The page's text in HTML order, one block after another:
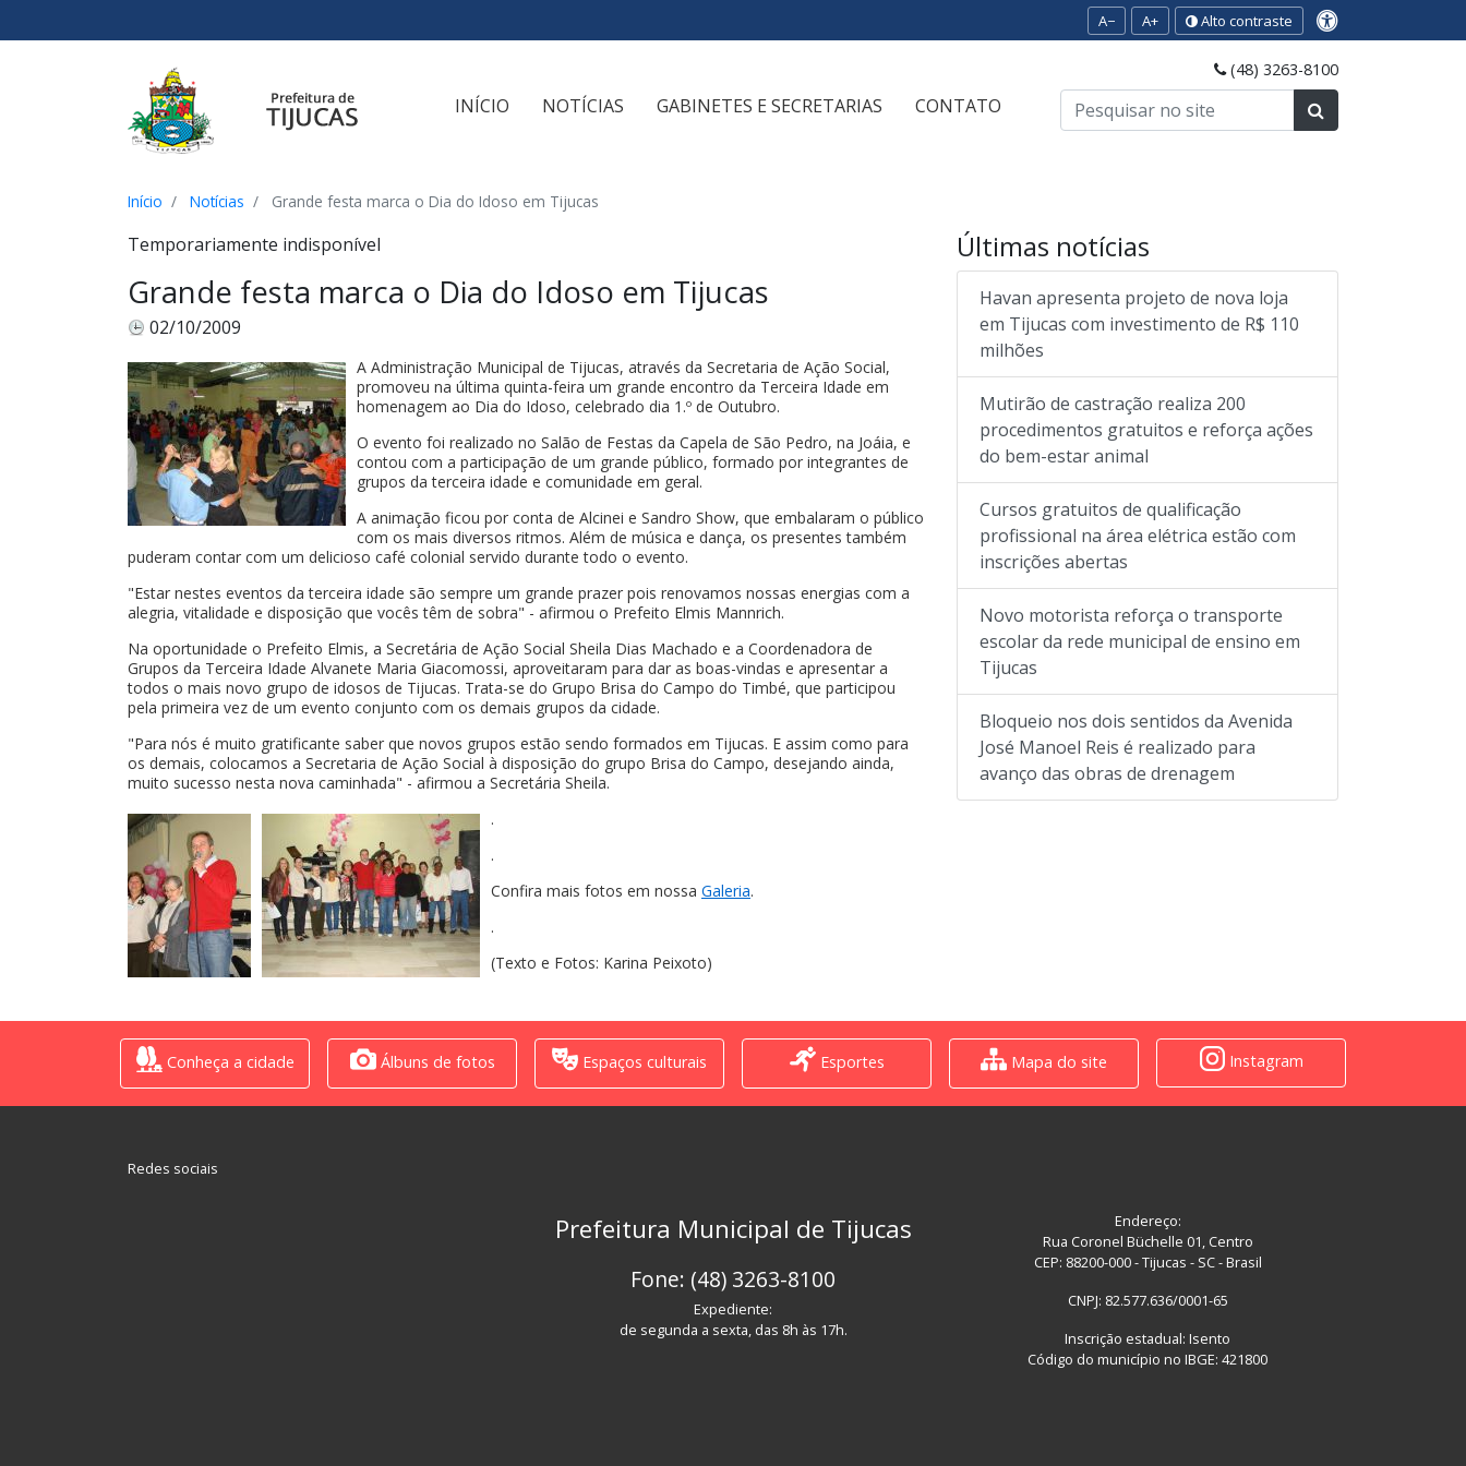
A− A+ Alto contraste
INÍCIO NOTÍCIAS GABINETES E SECRETARIAS CONTATO
(48) 3263-8100
Início Notícias Grande festa marca o Dia do Idoso em Tijucas
Temporariamente indisponível
Grande festa marca o Dia do Idoso em Tijucas
02/10/2009
A Administração Municipal de Tijucas, através da Secretaria de Ação Social,
promoveu na última quinta-feira um grande encontro da Terceira Idade em
homenagem ao Dia do Idoso, celebrado dia 1.º de Outubro.
O evento foi realizado no Salão de Festas da Capela de São Pedro, na Joáia, e
contou com a participação de um grande público, formado por integrantes de
grupos da terceira idade e comunidade em geral.
A animação ficou por conta de Alcinei e Sandro Show, que embalaram o público
com os mais diversos ritmos. Além de música e dança, os presentes também
puderam contar com um delicioso café colonial servido durante todo o evento.
"Estar nestes eventos da terceira idade são sempre um grande prazer pois renovamos nossas energias com a
alegria, vitalidade e disposição que vocês têm de sobra" - afirmou o Prefeito Elmis Mannrich.
Na oportunidade o Prefeito Elmis, a Secretária de Ação Social Sheila Dias Machado e a Coordenadora de
Grupos da Terceira Idade Alvanete Maria Giacomossi, aproveitaram para dar as boas-vindas e apresentar a
todos o mais novo grupo de idosos de Tijucas. Trata-se do Grupo Brisa do Campo do Timbé, que participou
pela primeira vez de um evento conjunto com os demais grupos da cidade.
"Para nós é muito gratificante saber que novos grupos estão sendo formados em Tijucas. E assim como para
os demais, colocamos a Secretaria de Ação Social à disposição do grupo Brisa do Campo, desejando ainda,
muito sucesso nesta nova caminhada" - afirmou a Secretária Sheila.
.
.
Confira mais fotos em nossa Galeria.
.
(Texto e Fotos: Karina Peixoto)
Últimas notícias
Havan apresenta projeto de nova loja
em Tijucas com investimento de R$ 110
milhões
Mutirão de castração realiza 200
procedimentos gratuitos e reforça ações
do bem-estar animal
Cursos gratuitos de qualificação
profissional na área elétrica estão com
inscrições abertas
Novo motorista reforça o transporte
escolar da rede municipal de ensino em
Tijucas
Bloqueio nos dois sentidos da Avenida
José Manoel Reis é realizado para
avanço das obras de drenagem
Conheça a cidade Álbuns de fotos Espaços culturais Esportes Mapa do site Instagram
Redes sociais
Prefeitura Municipal de Tijucas
Fone: (48) 3263-8100
Expediente:
de segunda a sexta, das 8h às 17h.
Endereço:
Rua Coronel Büchelle 01, Centro
CEP: 88200-000 - Tijucas - SC - Brasil
CNPJ: 82.577.636/0001-65
Inscrição estadual: Isento
Código do município no IBGE: 421800